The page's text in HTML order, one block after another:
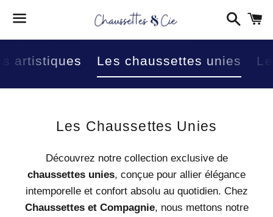
artistiques Les chaussettes unies
Collection:
Les Chaussettes Unies
Découvrez notre collection exclusive de
chaussettes unies, conçue pour allier élégance
intemporelle et confort absolu au quotidien. Chez
Chaussettes et Compagnie, nous mettons notre